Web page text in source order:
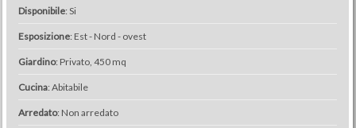
Disponibile: Si
Esposizione: Est - Nord - ovest
Giardino: Privato, 450 mq
Cucina: Abitabile
Arredato: Non arredato